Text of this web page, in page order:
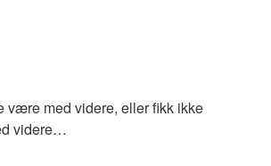
være med videre, eller fikk ikke
videre…